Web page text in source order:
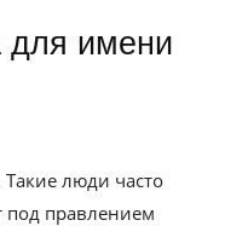
люди часто
под правлением